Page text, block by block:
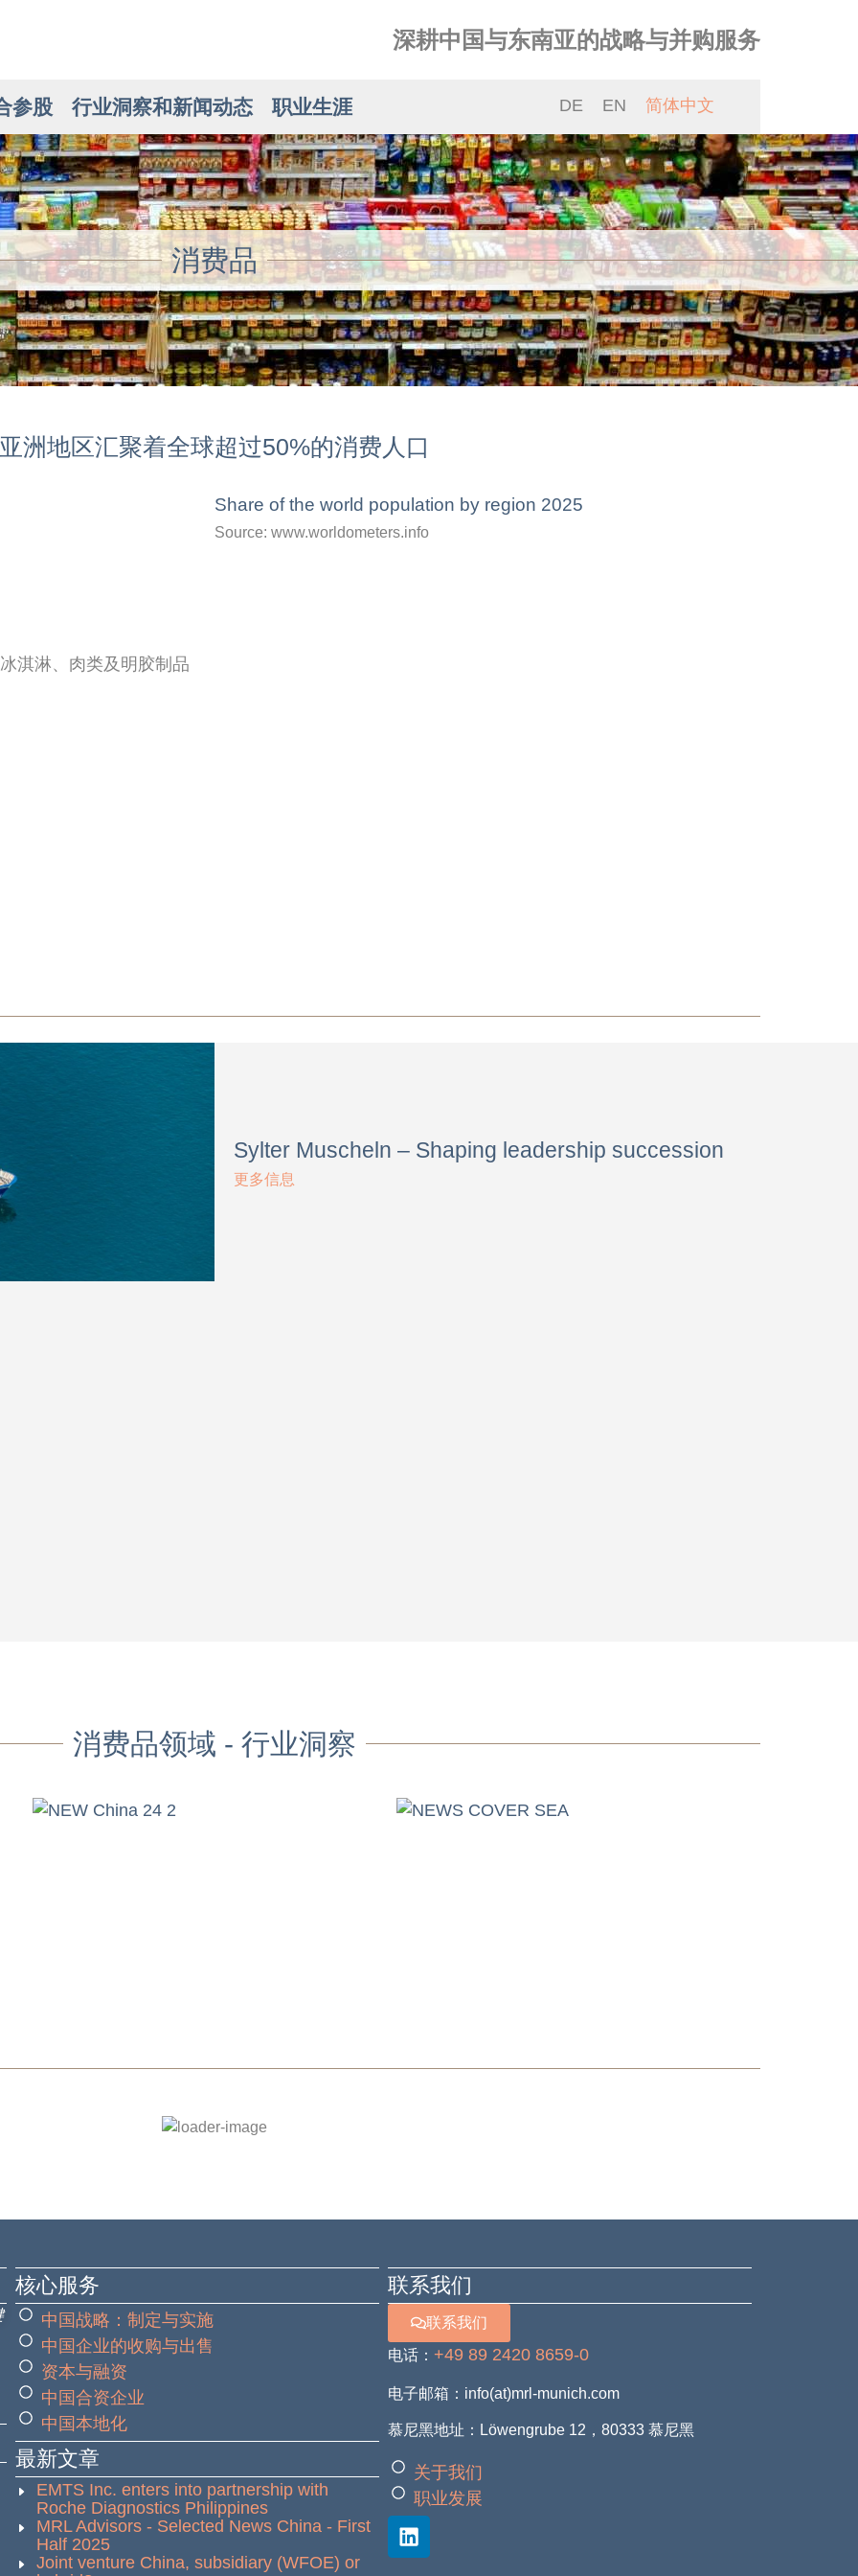
深耕中国与东南亚的战略与并购服务
参股 行业洞察和新闻动态 职业生涯 DE EN 简体中文
消费品
亚洲地区汇聚着全球超过50%的消费人口
淇淋、肉类及明胶制品
Share of the world population by region 2025
Source: www.worldometers.info
Sylter Muscheln – Shaping leadership succession
更多信息
消费品领域 - 行业洞察
核心服务
中国战略：制定与实施
中国企业的收购与出售
资本与融资
中国合资企业
中国本地化
最新文章
EMTS Inc. enters into partnership with
Roche Diagnostics Philippines
MRL Advisors - Selected News China - First
Half 2025
Joint venture China, subsidiary (WFOE) or
联系我们
联系我们
电话： +49 89 2420 8659-0
电子邮箱：info(at)mrl-munich.com
慕尼黑地址：Löwengrube 12，80333 慕尼黑
关于我们
职业发展